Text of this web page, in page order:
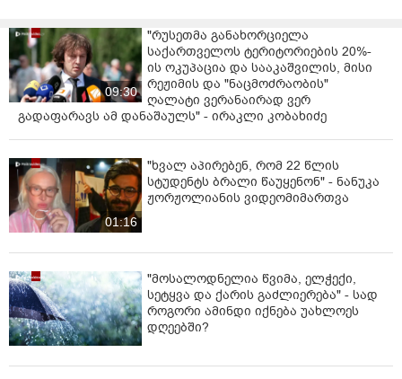
შეგახსენებთ, მიმდინარე წლის 13 ოქტომბერს, ვაკის
პარკში, შადრევანში სამი ბავშვი ბურთის ამოსატანად
ჩავიდა, რა დროსაც მათ დენმა დაარტყა. ბავშვები
კლინიკაში სასწრაფო დახმარების ბრიგადამ
მძიმე იყო და ის ხეჩინაშვილის კლინიკაში
გარდაიცვალა.
09:30
"რუსეთმა განახორციელა
საქართველოს ტერიტორიების 20%-
ის ოკუპაცია და სააკაშვილის, მისი
რეჟიმის და "ნაცმოძრაობის"
ღალატი ვერანაირად ვერ
გადაფარავს ამ დანაშაულს" - ირაკლი კობახიძე
01:16
"ხვალ აპირებენ, რომ 22 წლის
სტუდენტს ბრალი წაუყენონ" - ნანუკა
ჟორჟოლიანის ვიდეომიმართვა
"მოსალოდნელია წვიმა, ელჭექი,
სეტყვა და ქარის გაძლიერება" - სად
როგორი ამინდი იქნება უახლოეს
დღეებში?